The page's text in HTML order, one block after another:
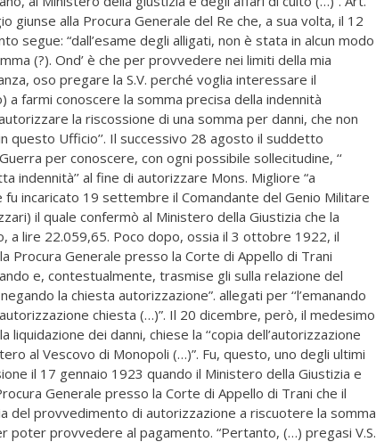
alla Procura Generale del Re che, a sua volta, il 12
segue: “dall’esame degli alligati, non è stata in alcun modo
(?). Ond’ è che per provvedere nei limiti della mia
oso pregare la S.V. perché voglia interessare il
a farmi conoscere la somma precisa della indennità
la riscossione di una somma per danni, che non
questo Ufficio’’. Il successivo 28 agosto il suddetto
per conoscere, con ogni possibile sollecitudine, ‘‘
indennità’’ al fine di autorizzare Mons. Migliore “a
incaricato 19 settembre il Comandante del Genio Militare
il quale confermò al Ministero della Giustizia che la
a lire 22.059,65. Poco dopo, ossia il 3 ottobre 1922, il
Procura Generale presso la Corte di Appello di Trani
e, contestualmente, trasmise gli sulla relazione del
la chiesta autorizzazione”. allegati per ‘‘l’emanando
chiesta (…)”. Il 20 dicembre, però, il medesimo
dei danni, chiese la ‘‘copia dell’autorizzazione
al Vescovo di Monopoli (…)”. Fu, questo, uno degli ultimi
il 17 gennaio 1923 quando il Ministero della Giustizia e
Generale presso la Corte di Appello di Trani che il
del provvedimento di autorizzazione a riscuotere la somma
poter provvedere al pagamento. “Pertanto, (…) pregasi V.S.